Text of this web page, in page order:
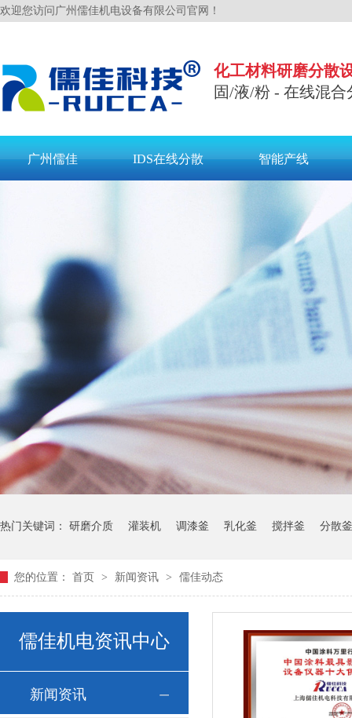
欢迎您访问广州儒佳机电设备有限公司官网！
化工材料研磨分
固/液/粉 - 在线混
广州儒佳 IDS在线分散 智能产线
热门关键词： 研磨介质 灌装机 调漆釜 乳化釜 搅拌釜 分散釜
您的位置： 首页 > 新闻资讯 > 儒佳动态
儒佳机电资讯中心
新闻资讯